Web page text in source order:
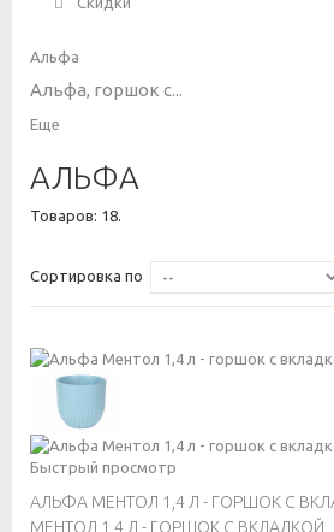
Альфа
Альфа, горшок с...
Еще
АЛЬФА
Товаров: 18.
Сортировка по
Быстрый просмотр
АЛЬФА МЕНТОЛ 1,4 Л - ГОРШОК С
МЕНТОЛ 1,4 Л - ГОРШОК С ВКЛАДКОЙ